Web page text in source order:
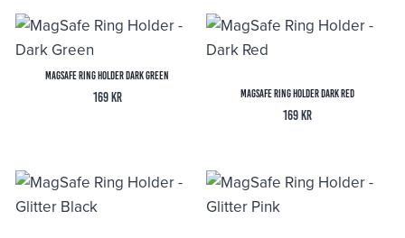
MagSafe Ring Holder Dark Green
169 kr MagSafe Ring Holder Dark Red
169 kr